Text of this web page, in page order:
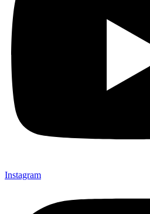
Instagram